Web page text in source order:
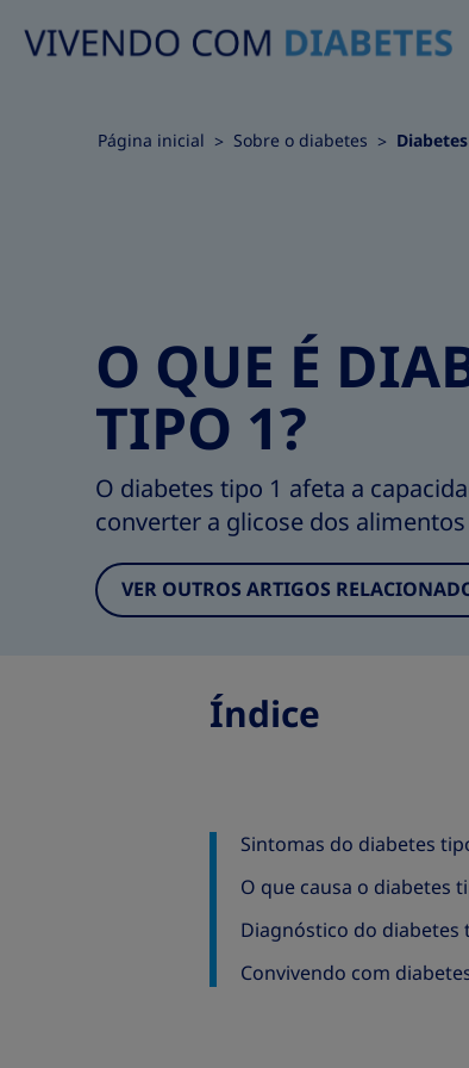
Página inicial Sobre o diabetes
O QUE É
TIPO 1?
O diabetes tipo 1 afeta a
converter a glicose dos
VER OUTROS ARTIGOS
Índice
Sintomas do diabetes
O que causa o diabetes
Diagnóstico do diabetes
Convivendo com